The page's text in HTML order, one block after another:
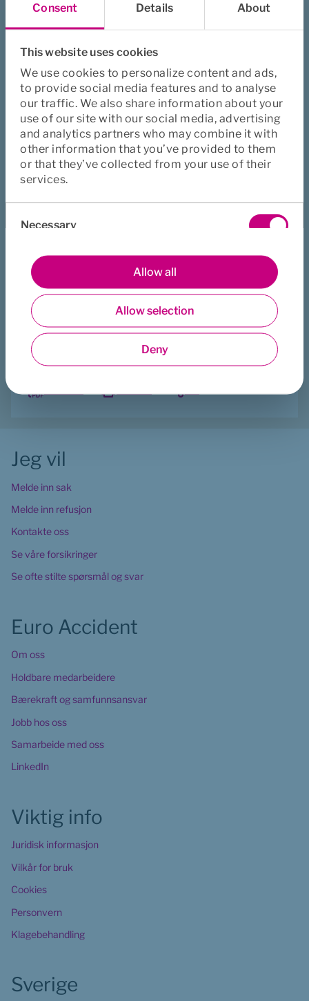
Consent Details About
This website uses cookies
We use cookies to personalize content and ads,
to provide social media features and to analyse
our traffic. We also share information about your
use of our site with our social media, advertising
and analytics partners who may combine it with
other information that you’ve provided to them
or that they’ve collected from your use of their
services.
Selection
Necessary
Preferences
Statistics
Marketing
Allow all
Allow selection
Deny
9. Jeg har pågående behandling hos
saken min automatisk overført til
dere når vi har byttet selskap?
10. Jeg får ikke signert med BANKID
11. Når får jeg tilbud om time?
Hjalp denne siden deg?
Ja
Jeg vil
Melde inn sak
Melde inn refusjon
Kontakte oss
Se våre forsikringer
Se ofte stilte spørsmål og svar
Euro Accident
Om oss
Holdbare medarbeidere
Bærekraft og samfunnsansvar
Jobb hos oss
Samarbeide med oss
LinkedIn
Viktig info
Juridisk informasjon
Vilkår for bruk
Cookies
Personvern
Klagebehandling
Sverige